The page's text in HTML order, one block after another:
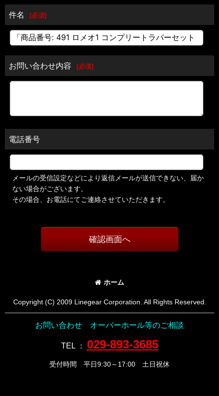
件名 [必須]
お問い合わせ内容 [必須]
電話番号
メールの受信設定などにより返信メールが送信できない、届か
ない場合がございます。
その場合、お電話にてご連絡させていただきます。
確認画面へ
ホーム
Copyright (C) 2009 Linegear Corporation. All Rights Reserved.
お問い合わせ オーバーホール等のご相談
TEL： 029-893-3685
受付時間 平日9:30～17:00 土日祝休